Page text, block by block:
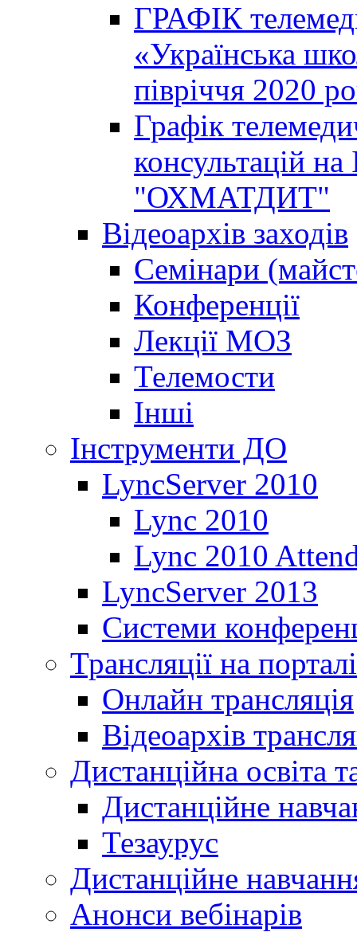
ГРАФІК
«Українська
півріччя 2020
Графік
консультацій
"ОХМАТДИТ"
Відеоархів заходів
Семінари
Конференції
Лекції МОЗ
Телемости
Інші
Інструменти ДО
LyncServer 2010
Lync 2010
Lync 2010
LyncServer 2013
Системи
Трансляції на порталі
Онлайн трансляція
Відеоархів
Дистанційна освіта
Дистанційне
Тезаурус
Дистанційне
Анонси вебінарів